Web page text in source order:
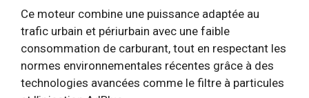
Ce moteur combine une puissance adaptée au
trafic urbain et périurbain avec une faible
consommation de carburant, tout en respectant les
normes environnementales récentes grâce à des
technologies avancées comme le filtre à particules